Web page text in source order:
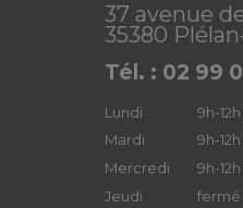
37 avenue
35380
Tél. : 02 99
Lundi 9h-12h
Mardi
9h-12h
Mercredi
9h-12h
Jeudi
fermé